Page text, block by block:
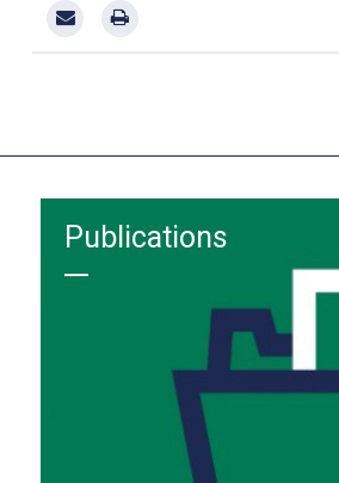
Publications